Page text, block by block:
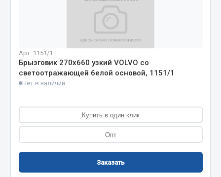
Соединительные элементы
Camozzi
Трубки, муфты, гайки
Угольники
Фитинги
Штуцеры
Арт. 1151/1
Брызговик 270х660 узкий VOLVO со
светоотражающей белой основой, 1151/1
Нет в наличии
Купить в один клик
Опт
Заказать